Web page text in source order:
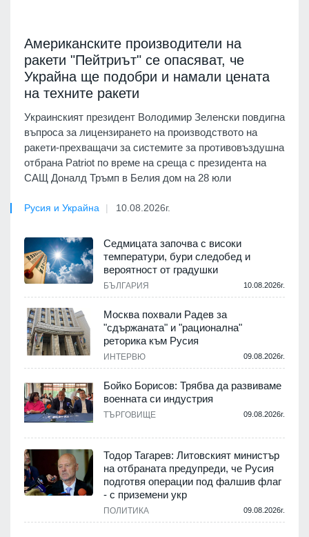
Американските производители на
ракети "Пейтриът" се опасяват, че
Украйна ще подобри и намали цената
на техните ракети
Украинският президент Володимир Зеленски повдигна
въпроса за лицензирането на производството на
ракети-прехващачи за системите за противовъздушна
отбрана Patriot по време на среща с президента на
САЩ Доналд Тръмп в Белия дом на 28 юли
Русия и Украйна 10.08.2026г.
Седмицата започва с високи
температури, бури следобед и
вероятност от градушки
БЪЛГАРИЯ 10.08.2026г.
Москва похвали Радев за
"сдържаната" и "рационална"
реторика към Русия
ИНТЕРВЮ 09.08.2026г.
Бойко Борисов: Трябва да развиваме
военната си индустрия
ТЪРГОВИЩЕ 09.08.2026г.
Тодор Тагарев: Литовският министър
на отбраната предупреди, че Русия
подготвя операции под фалшив флаг
- с приземени укр
ПОЛИТИКА 09.08.2026г.